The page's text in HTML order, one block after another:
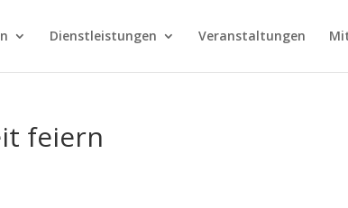
Dienstleistungen Veranstaltungen
feiern